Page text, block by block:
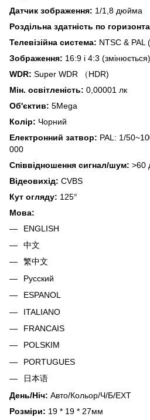
Датчик зображення: 1/1,8 дюйма
Роздільна здатність по
Телевізійна система: NTSC & PAL
Зображення: 16:9 і 4:3 (змінюється)
WDR: Super WDR （HDR)
Мін. освітленість: 0,00001 лк
Об'єктив: 5Mega
Колір: Чорний
Електронний затвор: PAL: 1/
000
Співвідношення сигнал/шум: >60
Відеовихід: CVBS
Кут огляду: 125°
Мова:
ENGLISH
中文
繁中文
Русский
ESPANOL
ITALIANO
FRANCAIS
POLSKIM
PORTUGUES
日本语
День/Ніч: Авто/Кольор/Ч/Б/EXT
Розміри: 19 * 19 * 27мм